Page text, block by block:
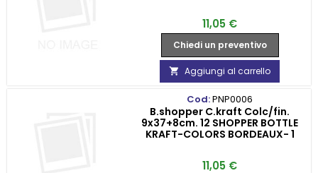
Prezzo
11,05 €
Chiedi un preventivo
 Aggiungi al carrello
Cod:PNP0006
B.shopper C.kraft Colc/fin.
9x37+8cm. 12 SHOPPER BOTTLE
KRAFT-COLORS BORDEAUX- 1
Prezzo
11,05 €